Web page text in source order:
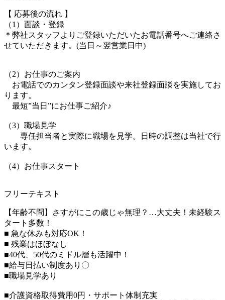
【 応募後の流れ 】
（1）面談・登録
＊弊社スタッフよりご登録いただいたお電話番号へご連絡さ
せていただきます。(当日～翌営業日中)
（2）お仕事のご案内
お電話でのカンタン登録面談や来社登録面談を実施してお
ります。
最短”当日”にお仕事ご紹介♪
（3）職場見学
専任担当者と実際に職場を見学。日時の調整は当社で行
います。
（4）お仕事スタート
フリーテキスト
【年齢不問】さすがにこの歳じゃ無理？…大丈夫！未経験ス
タート多数！
■ 急な休みも対応OK！
■ 残業はほぼなし
■40代、50代のミドル層も活躍中！
■給与日払い制度あり〇
■職場見学あり
■介護資格取得費用0円・サポート体制充実